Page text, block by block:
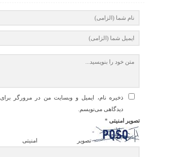
ذخیره نام، ایمیل و وبسایت من در مرورگر
دیدگاهی می‌نویسم.
تصویر امنیتی*
تصویر